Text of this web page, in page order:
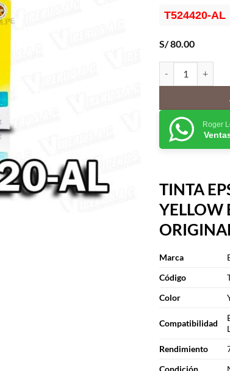
T524420-AL
S/80.00
Roger
TINTA
YELLOW
Marca
Código
Color
Compatibilidad
Rendimiento